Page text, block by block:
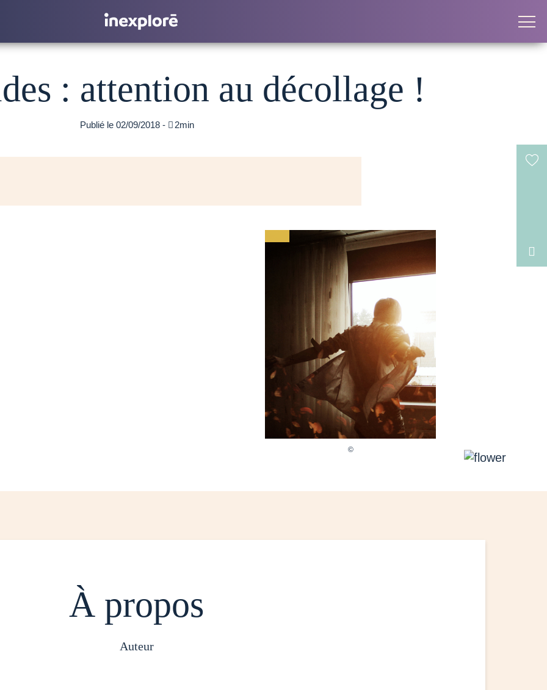
: attention au décollage !
Publié le 02/09/2018 -  2min

À propos
auteur